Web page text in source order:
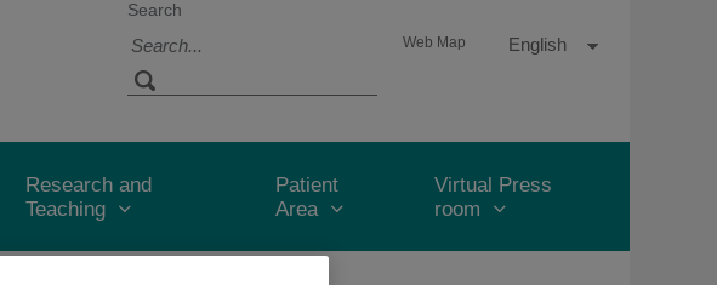
Search
Web Map
Language
Active
English
Research and
Teaching
Patient
Area
Virtual Press
room